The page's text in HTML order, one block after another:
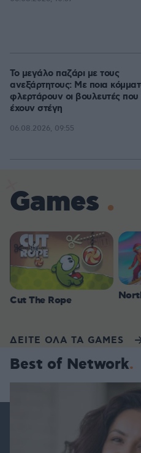
Το μεγάλο παζάρι με τους
ανεξάρτητους: Με ποια
φλερτάρουν οι βουλευτές που
έχουν στέγη
06.08.2026, 09:55
Games
Cut The Rope
ΔΕΙΤΕ ΟΛΑ ΤΑ GAMES
Best of Network